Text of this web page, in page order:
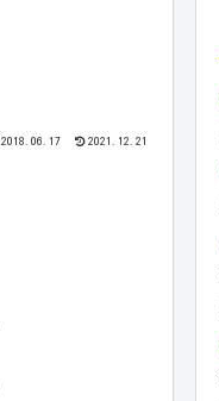
2018.06.17 2021.12.21